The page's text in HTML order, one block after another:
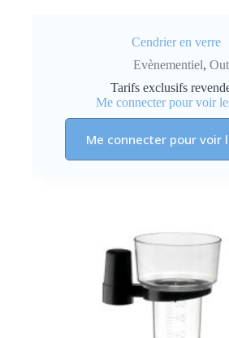
Cendrier en verre
Evènementiel,
Tarifs exclusifs
Me connecter pour voir
Me connecter pour voir